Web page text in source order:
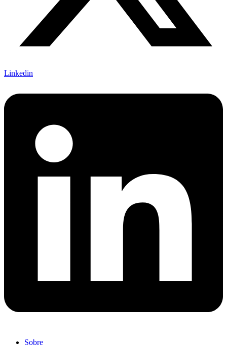
Linkedin
Sobre